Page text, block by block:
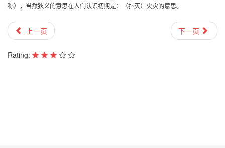
称）， 当然狭义的意思在人们认识初期是：（扑灭）火灾的意思。
上一页 下一页
Rating: